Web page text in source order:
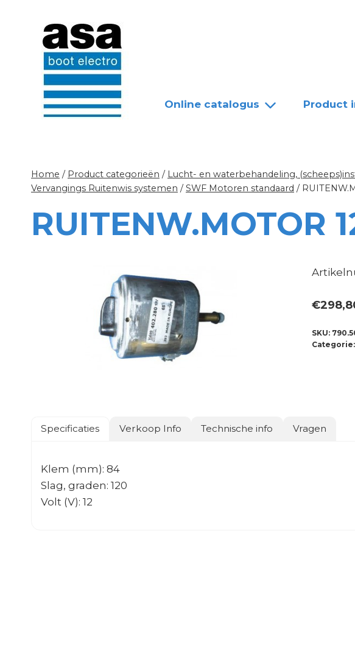
Online catalogus Product
Home / Product categorieën / Lucht- en waterbehandeling,
Vervangings Ruitenwis systemen / SWF Motoren standaard /
RUITENW.MOTOR
€
SKU:
Categorie:
Specificaties Verkoop Info Technische info Vragen
Klem (mm): 84
Slag, graden: 120
Volt (V): 12